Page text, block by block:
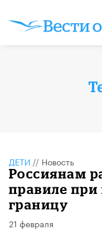
ДЕТИ // Новость
Россиянам
правиле при
границу
21 февраля